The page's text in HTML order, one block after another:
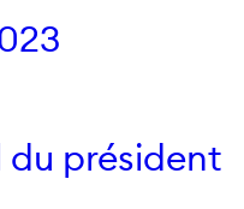
président